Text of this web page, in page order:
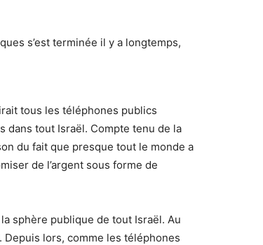
s’est terminée il y a longtemps,
tous les téléphones publics
dans tout Israël. Compte tenu de la
du fait que presque tout le monde a
de l’argent sous forme de
sphère publique de tout Israël. Au
lors, comme les téléphones